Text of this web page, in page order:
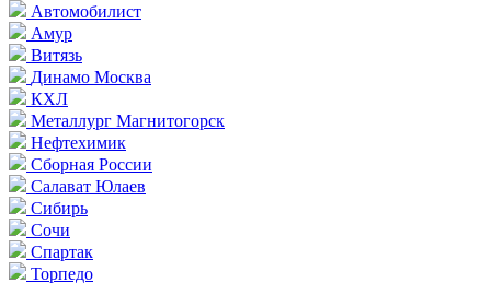
Автомобилист
Амур
Витязь
Динамо Москва
КХЛ
Металлург Магнитогорск
Нефтехимик
Сборная России
Салават Юлаев
Сибирь
Сочи
Спартак
Торпедо